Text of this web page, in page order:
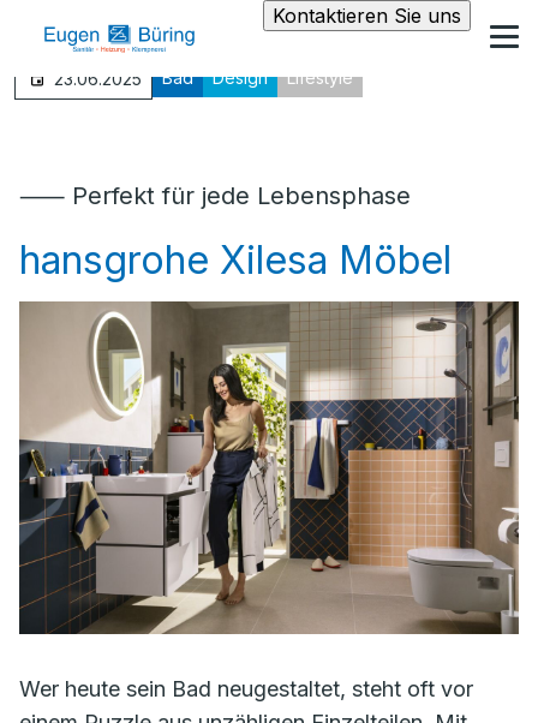
Kontaktieren Sie uns
23.06.2025 Bad Design Lifestyle
⸺ Perfekt für jede Lebensphase
hansgrohe Xilesa Möbel
Wer heute sein Bad neugestaltet, steht oft vor